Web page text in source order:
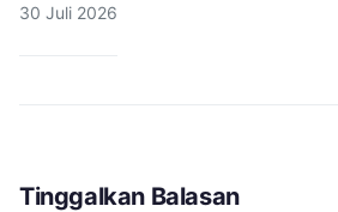
30 Juli 2026
Tinggalkan Balasan